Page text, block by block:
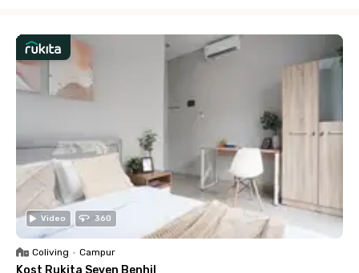
Video 360
Coliving • Campur
Kost Rukita Seven Benhil